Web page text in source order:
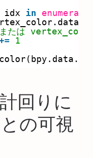
idx in enumerate
たは
=
1
回りに
の可視